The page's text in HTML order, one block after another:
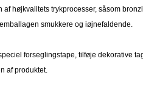
af ​​højkvalitets trykprocesser, såsom
smukkere og iøjnefaldende.
forseglingstape, tilføje dekorative
af ​​produktet.